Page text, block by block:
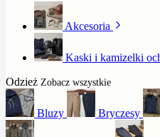
Akcesoria
Kaski i kamizelki
Odzież Zobacz wszystkie
Bluzy Bryczesy